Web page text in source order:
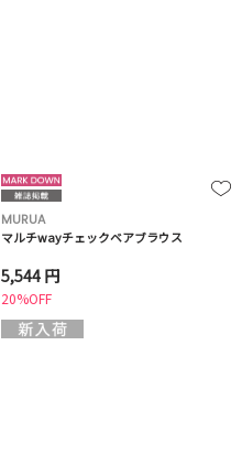
MURUA
マルチwayチェックベアブラウス
5,544 円
20%OFF